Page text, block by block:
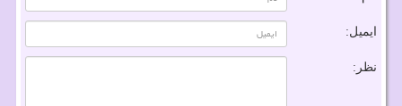
ایمیل:
نظر: